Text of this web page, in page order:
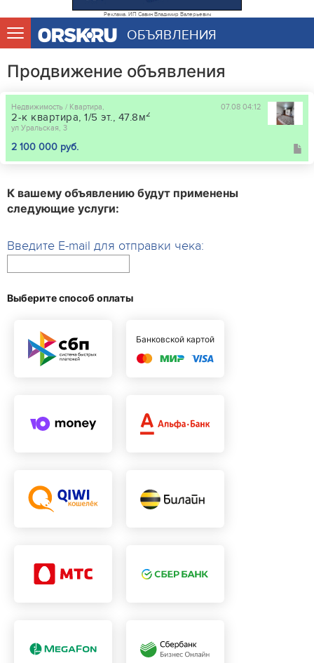
Реклама. ИП Савин Владимир Валерьевич
ОБЪЯВЛЕНИЯ
Продвижение объявления
07.08 04:12
Недвижимость / Квартира,
2-к квартира, 1/5 эт., 47.8м2
ул Уральская, 3
2 100 000 руб.
К вашему объявлению будут применены
следующие услуги:
Введите E-mail для отправки чека:
Выберите способ оплаты
Банковской картой